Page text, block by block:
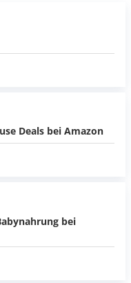
Deals bei Amazon
bei